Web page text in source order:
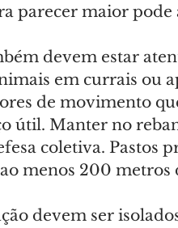
parecer maior pode
devem estar
em currais ou
de movimento
útil. Manter no
coletiva. Pastos
menos 200 metros
devem ser